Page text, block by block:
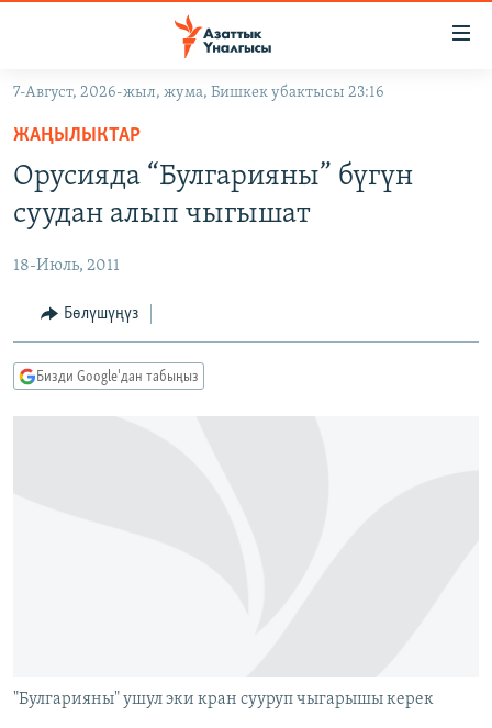
Навигацияга
өтүңүз
Издөөгө
салыңызКЫРГЫЗСТАН
ЭКОНОМИКА
МАДАНИЯТ
ДҮЙНӨ
БОРБОР АЗИЯ
УКРАИНА
АТАЙЫН ИЛИКТӨӨ
ТВ ПРОГРАММАЛАР
ЭКСПЕРТТЕР ТАЛДАЙТ
ӨЗГӨЧӨ ПИКИР
7-Август, 2026-жыл, жума, Бишкек убактысы 23:16
ЖАҢЫЛЫКТАР
Орусияда “Булгарияны” бүгүн
суудан алып чыгышат
18-Июль, 2011
Бөлүшүңүз
Бизди Google'дан табыңыз
"Булгарияны" ушул эки кран сууруп чыгарышы керек